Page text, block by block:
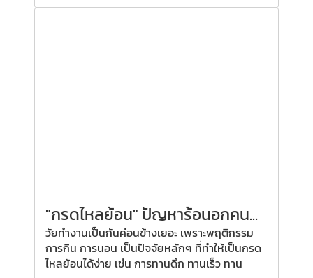
"กรดไหลย้อน" ปัญหาร้อนอกคน...
วัยทำงานเป็นกันค่อนข้างเยอะ เพราะพฤติกรรม
การกิน การนอน เป็นปัจจัยหลักๆ ที่ทำให้เป็นกรด
ไหลย้อนได้ง่าย เช่น การทานดึก ทานเร็ว ทาน